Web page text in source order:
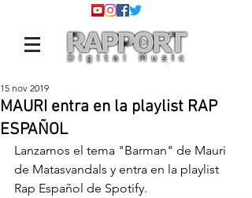
MAURI entra en la playlist RAP
ESPAÑOL
15 nov 2019
Lanzamos el tema "Barman" de Mauri
de Matasvandals y entra en la playlist
Rap Español de Spotify.